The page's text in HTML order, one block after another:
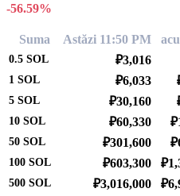
-56.59%
Suma Astăzi 11:50 PM
0.5 SOL ₽3,016
1 SOL ₽6,033
5 SOL ₽30,160
10 SOL ₽60,330
50 SOL ₽301,600
100 SOL ₽603,300
500 SOL ₽3,016,000